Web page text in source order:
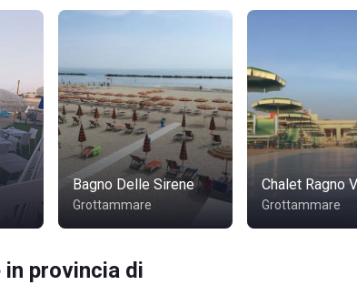
Bagno Delle Sirene
Grottammare
Chalet Ragno
Grottammare
provincia di